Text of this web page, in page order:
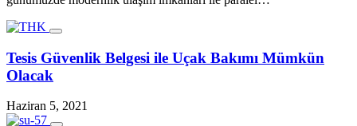
Tesis Güvenlik Belgesi ile Uçak Bakımı Mümkün
Olacak
Haziran 5, 2021